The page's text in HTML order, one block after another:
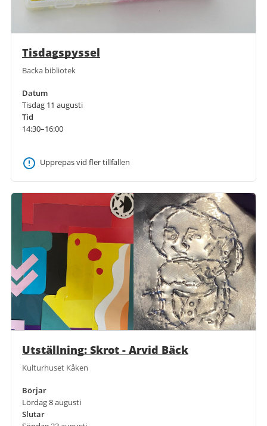
Tisdagspyssel
Backa bibliotek
Datum
Tisdag 11 augusti
Tid
14:30–16:00
Upprepas vid fler tillfällen
Utställning: Skrot - Arvid Bäck
Kulturhuset Kåken
Börjar
Lördag 8 augusti
Slutar